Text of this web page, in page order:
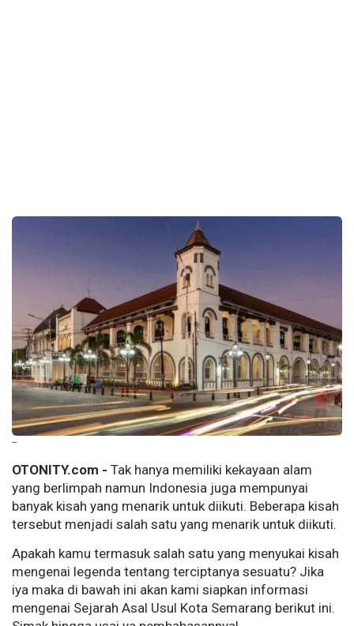
--
OTONITY.com - Tak hanya memiliki kekayaan alam
yang berlimpah namun Indonesia juga mempunyai
banyak kisah yang menarik untuk diikuti. Beberapa kisah
tersebut menjadi salah satu yang menarik untuk diikuti.
Apakah kamu termasuk salah satu yang menyukai kisah
mengenai legenda tentang terciptanya sesuatu? Jika
iya maka di bawah ini akan kami siapkan informasi
mengenai Sejarah Asal Usul Kota Semarang berikut ini.